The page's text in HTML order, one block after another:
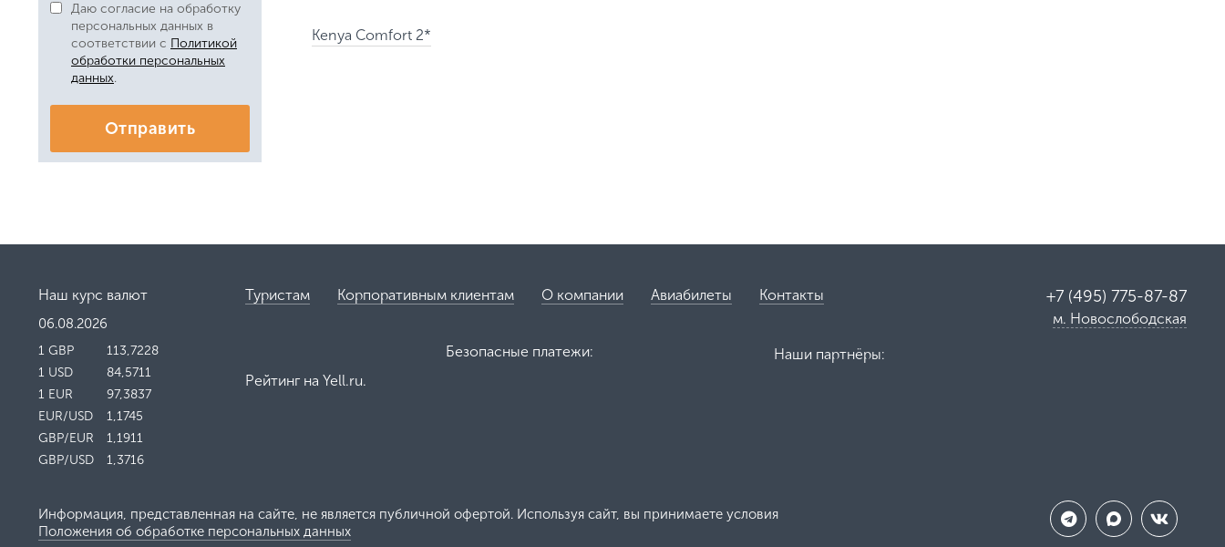
Даю согласие на обработку
персональных данных в
соответствии с Политикой
обработки персональных
данных.
Отправить
Kenya Comfort 2*
Наш курс валют
06.08.2026
1 GBP
113,7228
1 USD
84,5711
1 EUR
97,3837
EUR/USD
1,1745
GBP/EUR
1,1911
GBP/USD
1,3716
+7 (495) 775-87-87
м. Новослободская
Туристам Корпоративным клиентам О компании Авиабилеты Контакты
Рейтинг на Yell.ru.
Безопасные платежи: Наши партнёры:
Информация, представленная на сайте, не является публичной офертой. Используя сайт, вы принимаете условия
Положения об обработке персональных данных